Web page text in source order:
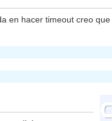
en hacer timeout creo que